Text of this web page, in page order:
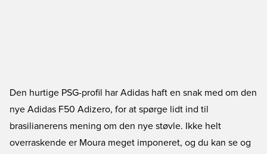
Den hurtige PSG-profil har Adidas haft en snak med om den
nye Adidas F50 Adizero, for at spørge lidt ind til
brasilianerens mening om den nye støvle. Ikke helt
overraskende er Moura meget imponeret, og du kan se og